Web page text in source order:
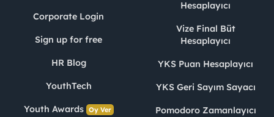
Corporate Login
Sign up for free
HR Blog
YouthTech
Youth Awards Oy Ver
Hesaplayıcı
Vize Final Büt
Hesaplayıcı
YKS Puan Hesaplayıcı
YKS Geri Sayım Sayacı
Pomodoro Zamanlayıcı